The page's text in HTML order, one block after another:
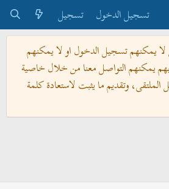
تسجيل الدخول
تسجيل
لا يمكنهم تسجيل الدخول او لا يمكنهم
يمكنهم التواصل معنا من خلال خاصية
وتقديم ما يثبت لاستعادة كلمة